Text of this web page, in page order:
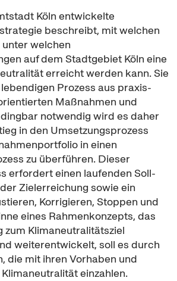
Köln entwickelte
beschreibt, mit welchen
welchen
auf dem Stadtgebiet Köln eine
erreicht werden kann. Sie
Prozess aus praxis-
Maßnahmen und
notwendig wird es daher
in den Umsetzungsprozess
in einen
zu überführen. Dieser
erfordert einen laufenden Soll-
Zielerreichung sowie ein
Korrigieren, Stoppen und
eines Rahmenkonzepts, das
zum Klimaneutralitätsziel
weiterentwickelt, soll es durch
die mit ihren Vorhaben und
einzahlen.